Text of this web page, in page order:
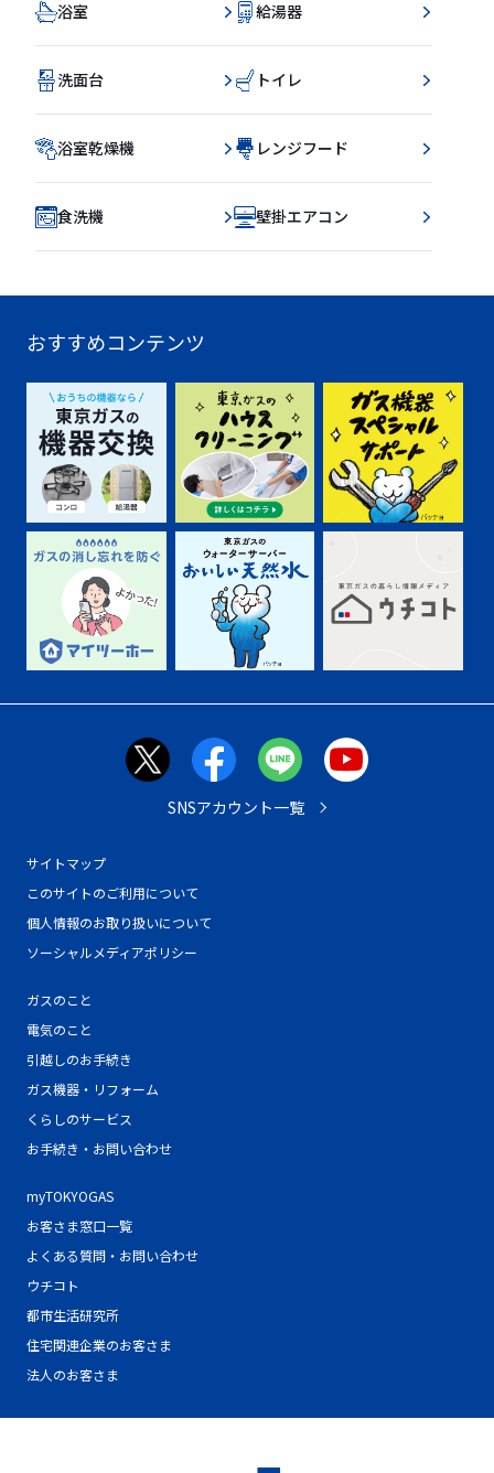
浴室 給湯器
洗面台 トイレ
浴室乾燥機 レンジフード
食洗機 壁掛エアコン
おすすめコンテンツ
サイトマップ
このサイトのご利用について
個人情報のお取り扱いについて
ソーシャルメディアポリシー
ガスのこと
電気のこと
引越しのお手続き
ガス機器・リフォーム
くらしのサービス
お手続き・お問い合わせ
myTOKYOGAS
お客さま窓口一覧
よくある質問・お問い合わせ
ウチコト
都市生活研究所
住宅関連企業のお客さま
法人のお客さま
SNSアカウント一覧